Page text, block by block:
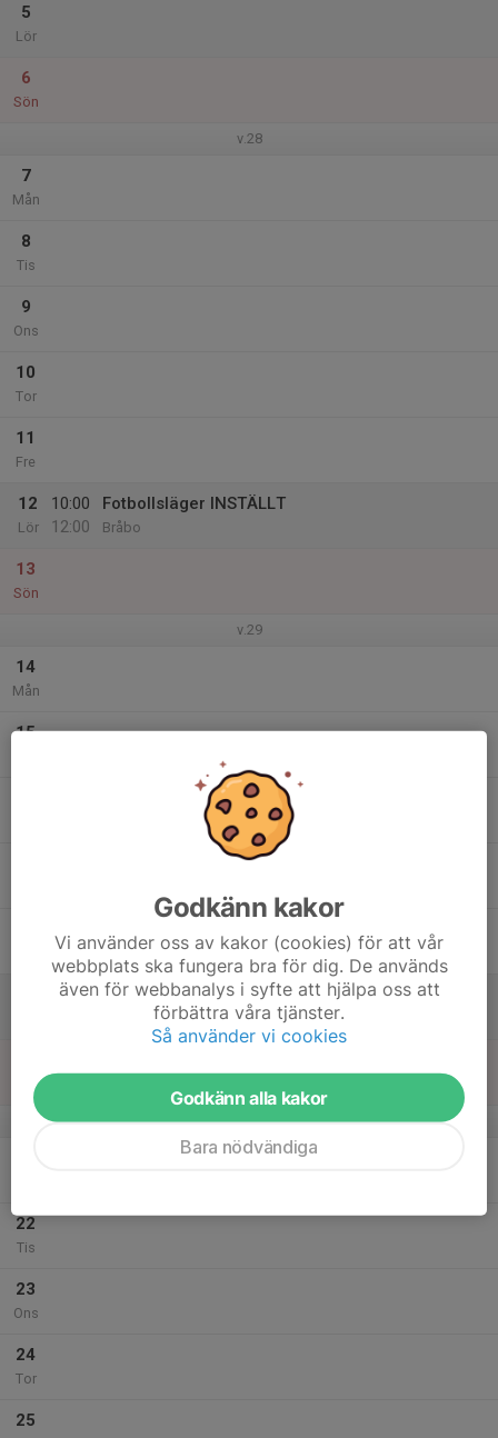
5
Lör
6
Sön
v.28
7
Mån
8
Tis
9
Ons
10
Tor
11
Fre
12
Lör
10:00
12:00
Fotbollsläger INSTÄLLT
Bråbo
13
Sön
v.29
14
Mån
15
Sön
v.30
22
Tis
23
Ons
24
Tor
25
Godkänn kakor
Vi använder oss av kakor (cookies) för att vår
webbplats ska fungera bra för dig. De används
även för webbanalys i syfte att hjälpa oss att
förbättra våra tjänster.
Så använder vi cookies
Godkänn alla kakor
Bara nödvändiga